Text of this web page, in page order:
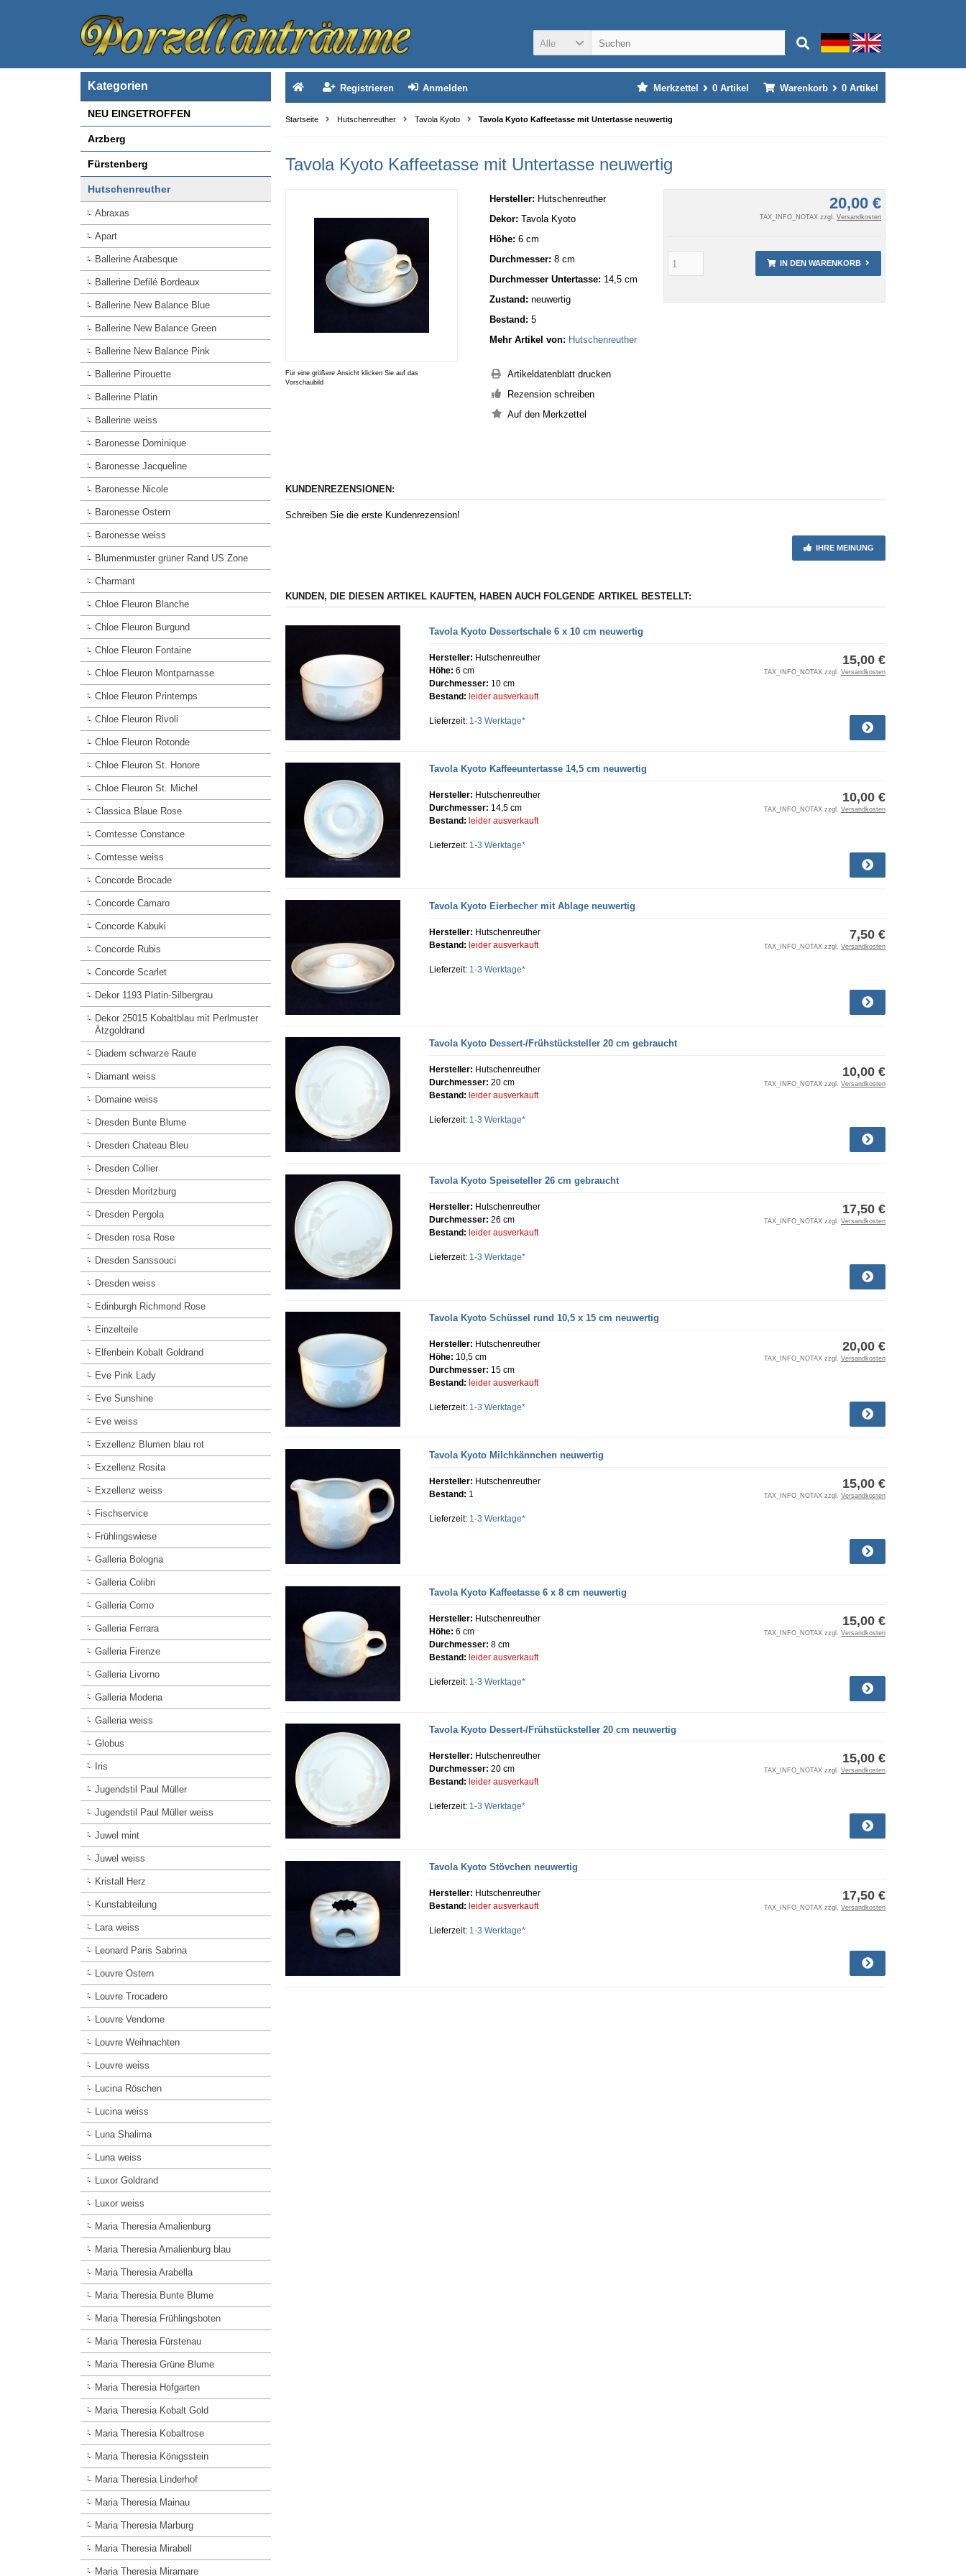
Alle
Registrieren Anmelden Warenkorb 0 Artikel
Merkzettel 0 Artikel
Startseite Hutschenreuther Tavola Kyoto Tavola Kyoto Kaffeetasse mit Untertasse neuwertig
Tavola Kyoto Kaffeetasse mit Untertasse neuwertig
Für eine größere Ansicht klicken Sie auf das
Vorschaubild
20,00 €
TAX_INFO_NOTAX zzgl. Versandkosten
IN DEN WARENKORB
Hersteller: Hutschenreuther
Dekor: Tavola Kyoto
Höhe: 6 cm
Durchmesser: 8 cm
Durchmesser Untertasse: 14,5 cm
Zustand: neuwertig
Bestand: 5
Mehr Artikel von: Hutschenreuther
Artikeldatenblatt drucken
Rezension schreiben
KUNDENREZENSIONEN:
Schreiben Sie die erste Kundenrezension!
IHRE MEINUNG
KUNDEN, DIE DIESEN ARTIKEL KAUFTEN, HABEN AUCH FOLGENDE ARTIKEL BESTELLT:
Tavola Kyoto Dessertschale 6 x 10 cm neuwertig
Hersteller: Hutschenreuther
Höhe:6 cm
Durchmesser: 10 cm
Bestand: leider ausverkauft
Lieferzeit: 1-3 Werktage*
15,00 €
TAX_INFO_NOTAX zzgl. Versandkosten
Tavola Kyoto Kaffeeuntertasse 14,5 cm neuwertig
Hersteller: Hutschenreuther
Durchmesser: 14,5 cm
Bestand: leider ausverkauft
Lieferzeit: 1-3 Werktage*
10,00 €
TAX_INFO_NOTAX zzgl. Versandkosten
Tavola Kyoto Eierbecher mit Ablage neuwertig
Hersteller: Hutschenreuther
Bestand: leider ausverkauft
Lieferzeit: 1-3 Werktage*
7,50 €
TAX_INFO_NOTAX zzgl. Versandkosten
Tavola Kyoto Dessert-/Frühstücksteller 20 cm gebraucht
Hersteller: Hutschenreuther
Durchmesser:20 cm
Bestand: leider ausverkauft
Lieferzeit: 1-3 Werktage*
10,00 €
TAX_INFO_NOTAX zzgl. Versandkosten
Tavola Kyoto Speiseteller 26 cm gebraucht
Hersteller: Hutschenreuther
Durchmesser:26 cm
Bestand: leider ausverkauft
Lieferzeit: 1-3 Werktage*
17,50 €
TAX_INFO_NOTAX zzgl. Versandkosten
Tavola Kyoto Schüssel rund 10,5 x 15 cm neuwertig
Hersteller: Hutschenreuther
Höhe: 10,5 cm
Durchmesser: 15 cm
Bestand: leider ausverkauft
Lieferzeit: 1-3 Werktage*
20,00 €
TAX_INFO_NOTAX zzgl. Versandkosten
Tavola Kyoto Milchkännchen neuwertig
Hersteller: Hutschenreuther
Bestand: 1
Lieferzeit: 1-3 Werktage*
15,00 €
TAX_INFO_NOTAX zzgl. Versandkosten
Tavola Kyoto Kaffeetasse 6 x 8 cm neuwertig
Hersteller: Hutschenreuther
Höhe:6 cm
Durchmesser:8 cm
Bestand: leider ausverkauft
Lieferzeit: 1-3 Werktage*
15,00 €
TAX_INFO_NOTAX zzgl. Versandkosten
Tavola Kyoto Dessert-/Frühstücksteller 20 cm neuwertig
Hersteller: Hutschenreuther
Durchmesser:20 cm
Bestand: leider ausverkauft
Lieferzeit: 1-3 Werktage*
15,00 €
TAX_INFO_NOTAX zzgl. Versandkosten
Tavola Kyoto Stövchen neuwertig
Hersteller: Hutschenreuther
Bestand: leider ausverkauft
Lieferzeit: 1-3 Werktage*
17,50 €
TAX_INFO_NOTAX zzgl. Versandkosten
Kategorien
NEU EINGETROFFEN
Arzberg
Fürstenberg
Hutschenreuther
Abraxas
Apart
Ballerine Arabesque
Ballerine Defilé Bordeaux
Ballerine New Balance Blue
Ballerine New Balance Green
Ballerine New Balance Pink
Ballerine Pirouette
Ballerine Platin
Ballerine weiss
Baronesse Dominique
Baronesse Jacqueline
Baronesse Nicole
Baronesse Ostern
Baronesse weiss
Blumenmuster grüner Rand US Zone
Charmant
Chloe Fleuron Blanche
Chloe Fleuron Burgund
Chloe Fleuron Fontaine
Chloe Fleuron Montparnasse
Chloe Fleuron Printemps
Chloe Fleuron Rivoli
Chloe Fleuron Rotonde
Chloe Fleuron St. Honore
Chloe Fleuron St. Michel
Classica Blaue Rose
Comtesse Constance
Comtesse weiss
Concorde Brocade
Concorde Camaro
Concorde Kabuki
Concorde Rubis
Concorde Scarlet
Dekor 1193 Platin-Silbergrau
Dekor 25015 Kobaltblau mit Perlmuster
Ätzgoldrand
Diadem schwarze Raute
Diamant weiss
Domaine weiss
Dresden Bunte Blume
Dresden Chateau Bleu
Dresden Collier
Dresden Moritzburg
Dresden Pergola
Dresden rosa Rose
Dresden Sanssouci
Dresden weiss
Edinburgh Richmond Rose
Einzelteile
Elfenbein Kobalt Goldrand
Eve Pink Lady
Eve Sunshine
Eve weiss
Exzellenz Blumen blau rot
Exzellenz Rosita
Exzellenz weiss
Fischservice
Frühlingswiese
Galleria Bologna
Galleria Colibri
Galleria Como
Galleria Ferrara
Galleria Firenze
Galleria Livorno
Galleria Modena
Galleria weiss
Globus
Iris
Jugendstil Paul Müller
Jugendstil Paul Müller weiss
Juwel mint
Juwel weiss
Kristall Herz
Kunstabteilung
Lara weiss
Leonard Paris Sabrina
Louvre Ostern
Louvre Trocadero
Louvre Vendome
Louvre Weihnachten
Louvre weiss
Lucina Röschen
Lucina weiss
Luna Shalima
Luna weiss
Luxor Goldrand
Luxor weiss
Maria Theresia Amalienburg
Maria Theresia Amalienburg blau
Maria Theresia Arabella
Maria Theresia Bunte Blume
Maria Theresia Frühlingsboten
Maria Theresia Fürstenau
Maria Theresia Grüne Blume
Maria Theresia Hofgarten
Maria Theresia Kobalt Gold
Maria Theresia Kobaltrose
Maria Theresia Königsstein
Maria Theresia Linderhof
Maria Theresia Mainau
Maria Theresia Marburg
Maria Theresia Mirabell
Maria Theresia Miramare